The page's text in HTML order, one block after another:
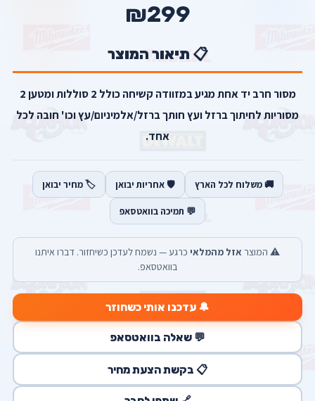
₪299
📋 תיאור המוצר
מסור חרב יד אחת מגיע במזוודה קשיחה כולל 2 סוללות ומטען 2
מסוריות לחיתוך ברזל ועץ חותך ברזל/אלמיניום/עץ וכו' חובה לכל
אחד.
🚚 משלוח לכל הארץ 🛡️ אחריות יבואן 🏷️ מחיר יבואן
💬 תמיכה בוואטסאפ
⚠️ המוצר אזל מהמלאי כרגע — נשמח לעדכן כשיחזור. דברו איתנו
בוואטסאפ.
🔔 עדכנו אותי כשחוזר
💬 שאלה בוואטסאפ
📋 בקשת הצעת מחיר